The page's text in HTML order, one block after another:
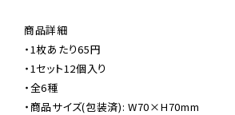
商品詳細
・1枚あたり65円
・1セット12個入り
・全6種
・商品サイズ(包装済): W70×H70mm